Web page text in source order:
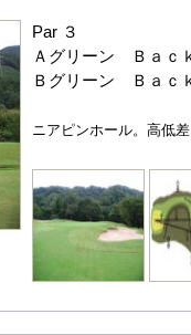
Par ３
Ａグリーン Ｂａｃ
Ｂグリーン Ｂａｃ
ニアピンホール。高低